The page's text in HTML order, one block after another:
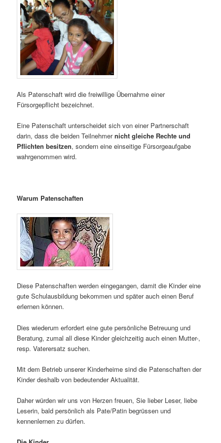
Als Patenschaft wird die freiwillige Übernahme einer
Fürsorgepflicht bezeichnet.
Eine Patenschaft unterscheidet sich von einer Partnerschaft
darin, dass die beiden Teilnehmernicht gleiche Rechte und
Pflichten besitzen, sondern eine einseitige Fürsorgeaufgabe
wahrgenommen wird.
Warum Patenschaften
Diese Patenschaften werden eingegangen, damit die Kinder eine
gute Schulausbildung bekommen und später auch einen Beruf
erlernen können.
Dies wiederum erfordert eine gute persönliche Betreuung und
Beratung, zumal all diese Kinder gleichzeitig auch einen Mutter-,
resp. Vaterersatz suchen.
Mit dem Betrieb unserer Kinderheime sind die Patenschaften der
Kinder deshalb von bedeutender Aktualität.
Daher würden wir uns von Herzen freuen, Sie lieber Leser, liebe
Leserin, bald persönlich als Pate/Patin begrüssen und
kennenlernen zu dürfen.